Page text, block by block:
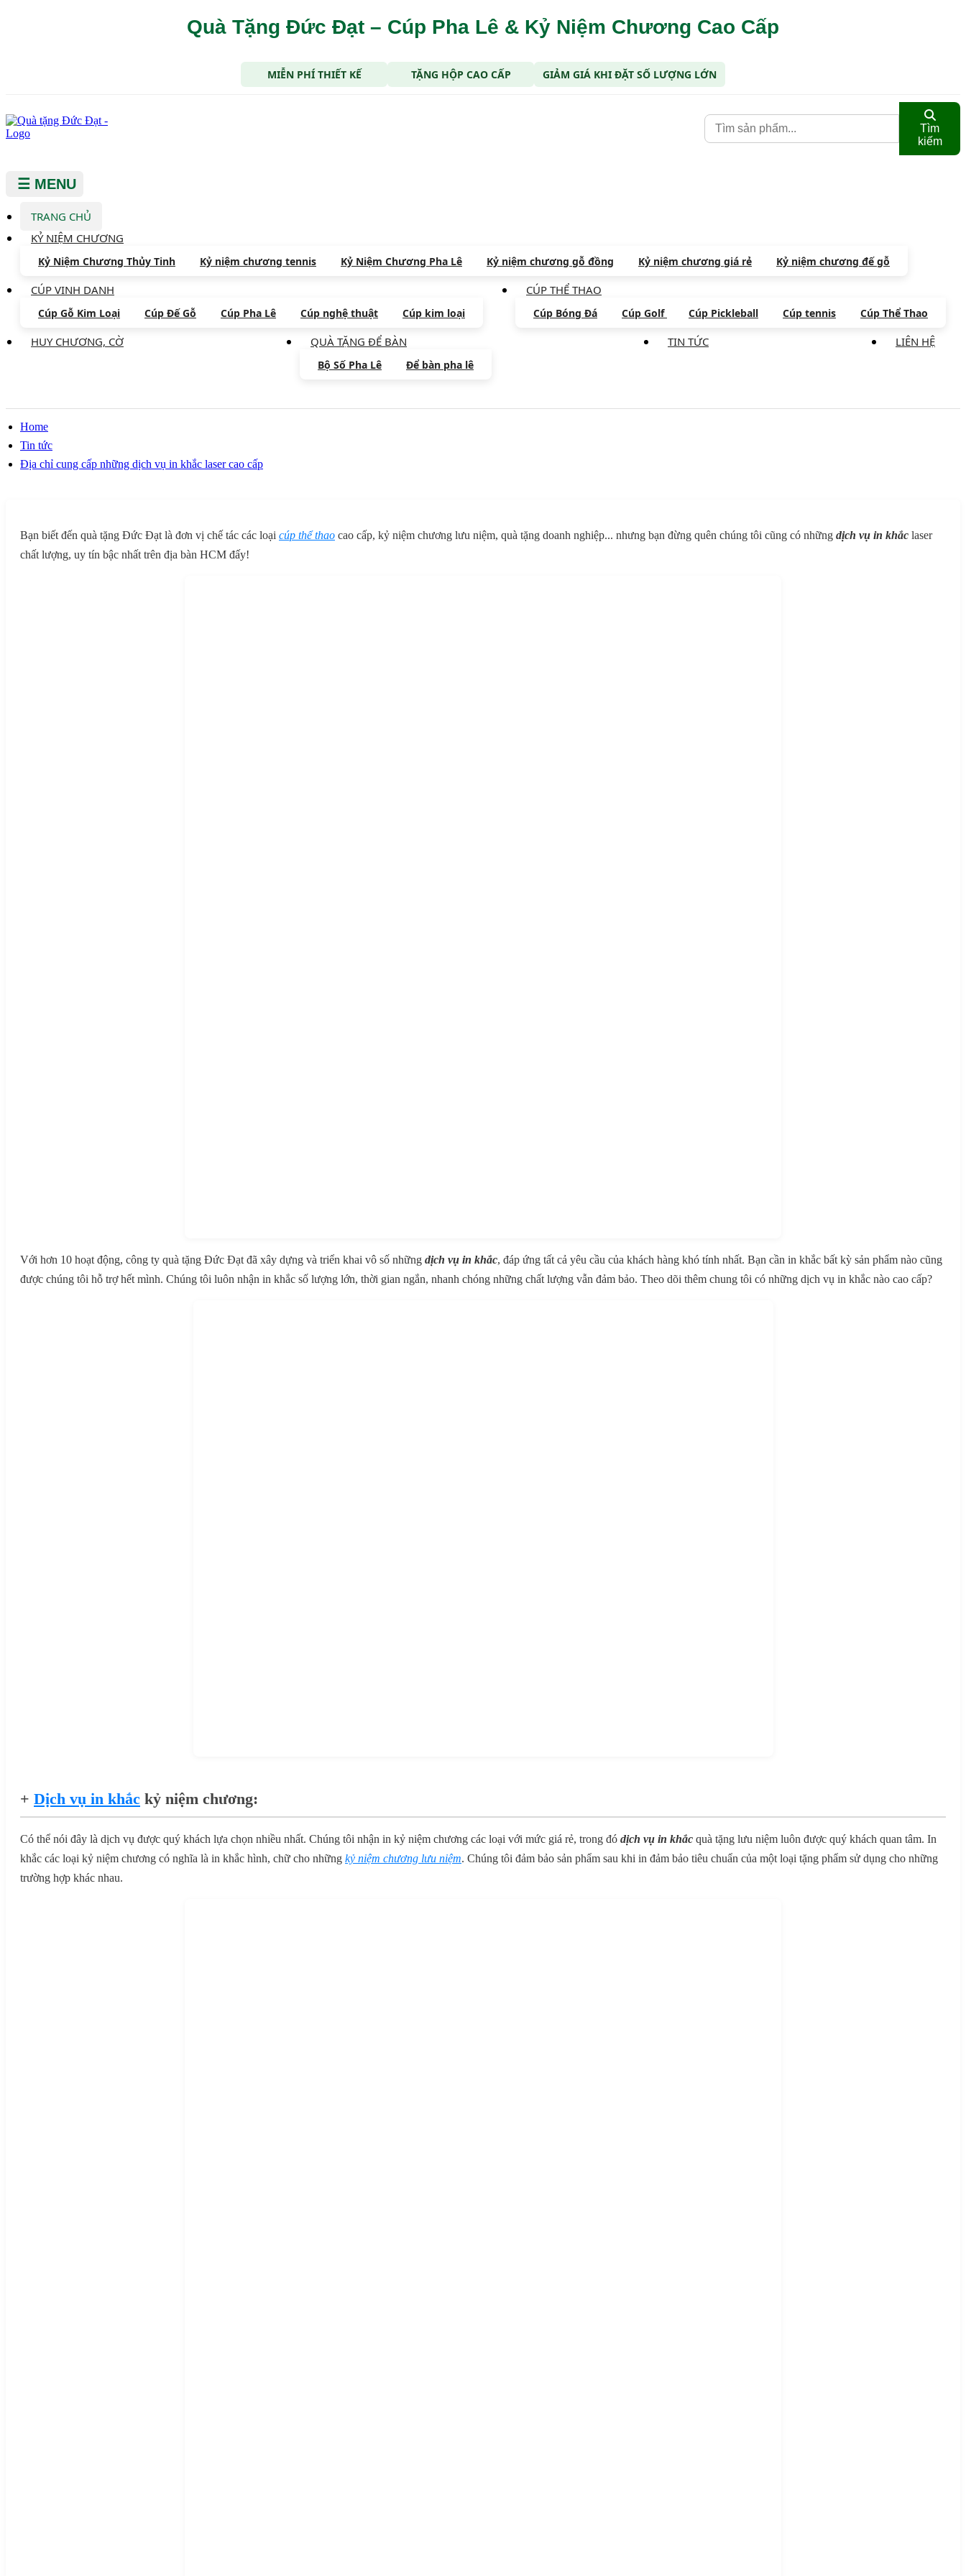
Quà Tặng Đức Đạt – Cúp Pha Lê & Kỷ Niệm Chương Cao Cấp
MIỄN PHÍ THIẾT KẾ TẶNG HỘP CAO CẤP GIẢM GIÁ KHI ĐẶT SỐ LƯỢNG LỚN
Tìm
kiếm
☰ MENU
TRANG CHỦ
KỶ NIỆM CHƯƠNG
Kỷ Niệm Chương Thủy Tinh Kỷ niệm chương tennis Kỷ Niệm Chương Pha Lê Kỷ niệm chương gỗ đồng Kỷ niệm chương giá rẻ Kỷ niệm chương đế gỗ
CÚP VINH DANH
Cúp Gỗ Kim Loại Cúp Đế Gỗ Cúp Pha Lê Cúp nghệ thuật Cúp kim loại
CÚP THỂ THAO
Cúp Bóng Đá Cúp Golf Cúp Pickleball Cúp tennis Cúp Thể Thao
HUY CHƯƠNG, CỜ QUÀ TẶNG ĐỂ BÀN
Bộ Số Pha Lê Để bàn pha lê
TIN TỨC LIÊN HỆ
Home
Tin tức
Địa chỉ cung cấp những dịch vụ in khắc laser cao cấp
Bạn biết đến quà tặng Đức Đạt là đơn vị chế tác các loại cúp thể thao cao cấp, kỷ niệm chương lưu niệm, quà tặng doanh nghiệp... nhưng bạn đừng quên chúng tôi cũng có những dịch vụ in khắc laser
chất lượng, uy tín bậc nhất trên địa bàn HCM đấy!
Với hơn 10 hoạt động, công ty quà tặng Đức Đạt đã xây dựng và triển khai vô số những dịch vụ in khắc, đáp ứng tất cả yêu cầu của khách hàng khó tính nhất. Bạn cần in khắc bất kỳ sản phẩm nào cũng
được chúng tôi hỗ trợ hết mình. Chúng tôi luôn nhận in khắc số lượng lớn, thời gian ngắn, nhanh chóng những chất lượng vẫn đảm bảo. Theo dõi thêm chung tôi có những dịch vụ in khắc nào cao cấp?
+ Dịch vụ in khắc kỷ niệm chương:
Có thể nói đây là dịch vụ được quý khách lựa chọn nhiều nhất. Chúng tôi nhận in kỷ niệm chương các loại với mức giá rẻ, trong đó dịch vụ in khắc quà tặng lưu niệm luôn được quý khách quan tâm. In
khắc các loại kỷ niệm chương có nghĩa là in khắc hình, chữ cho những kỷ niệm chương lưu niệm. Chúng tôi đảm bảo sản phẩm sau khi in đảm bảo tiêu chuẩn của một loại tặng phẩm sử dụng cho những
trường hợp khác nhau.